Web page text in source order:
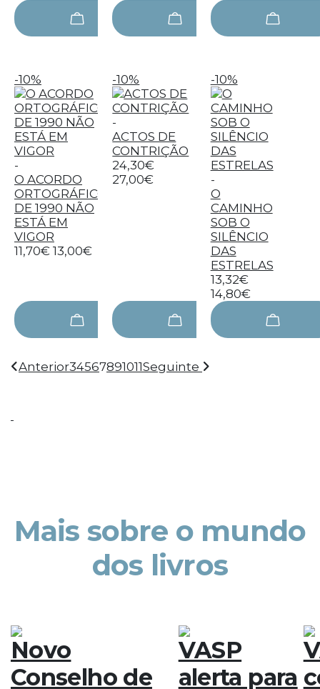
-10%
-
O ACORDO
ORTOGRÁFICO
DE 1990 NÃO
ESTÁ EM
VIGOR
11,70€ 13,00€
-10%
-
ACTOS DE
CONTRIÇÃO
24,30€
27,00€
-10%
-
O
CAMINHO
SOB O
SILÊNCIO
DAS
ESTRELAS
13,32€
14,80€
Anterior34567891011Seguinte
Mais sobre o mundo
dos livros
Novo
Conselho de
VASP
alerta para